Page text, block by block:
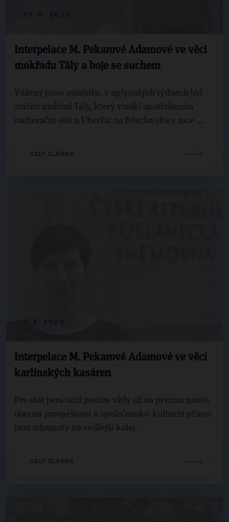
Interpelace M. Pekarové Adamové ve věci
mokřadu Tály a boje se suchem
Vážený pane ministře, v uplynulých týdnech byl
zničen mokřad Tály, který vznikl opotřebením
meliorační sítě u Uherčic na Břeclavsku v roce ...
CELÝ ČLÁNEK
Interpelace M. Pekarové Adamové ve věci
karlínských kasáren
Pro stát jsou totiž peníze vždy až na prvním místě,
obecná prospěšnost a společensko-kulturní přínos
jsou odsunuty na vedlejší kolej.
CELÝ ČLÁNEK